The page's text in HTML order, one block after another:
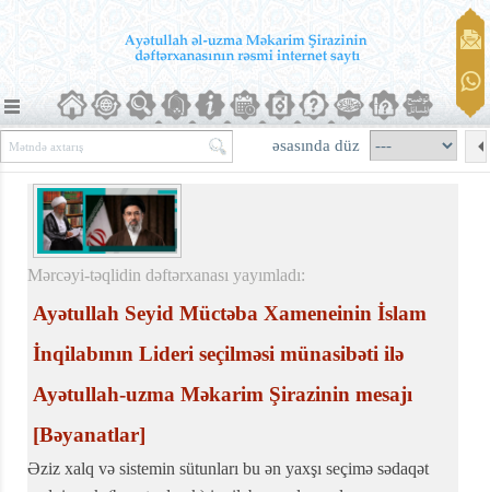
əsasında düz
Mərcəyi-təqlidin dəftərxanası yayımladı:
Ayətullah Seyid Müctəba Xameneinin İslam
İnqilabının Lideri seçilməsi münasibəti ilə
Ayətullah-uzma Məkarim Şirazinin mesajı
[Bəyanatlar]
Əziz xalq və sistemin sütunları bu ən yaxşı seçimə sədaqət